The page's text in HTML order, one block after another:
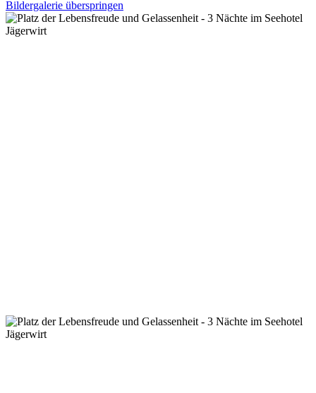
Bildergalerie überspringen